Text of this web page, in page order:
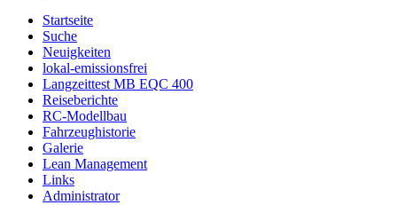
Startseite
Suche
Neuigkeiten
lokal-emissionsfrei
Langzeittest MB EQC 400
Reiseberichte
RC-Modellbau
Fahrzeughistorie
Galerie
Lean Management
Links
Administrator